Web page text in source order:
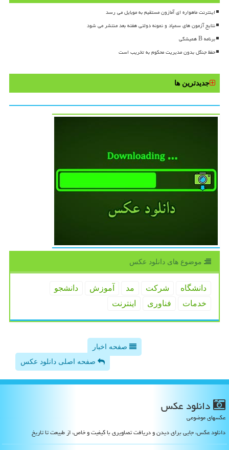
اینترنت ماهواره ای آمازون مستقیم به موبایل می رسد
نتایج آزمون های سمپاد و نمونه دولتی هفته بعد منتشر می شود
برنامه B همیشگی
حفظ جنگل بدون مدیریت محکوم به تخریب است
جدیدترین ها
موضوع های دانلود عكس
دانشگاه شركت مد آموزش
دانشجو
خدمات
فناوری اینترنت
صفحه اخبار
صفحه اصلی دانلود عکس
دانلود عكس
عکسهای موضوعی
دانلود عکس، جایی برای دیدن و دریافت تصاویری با کیفیت و خاص، از طبیعت تا تاریخ